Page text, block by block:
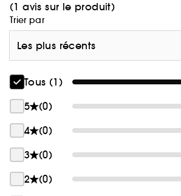
(1 avis sur le produit)
Trier par
Les plus récents
Tous (1)
5
(0)
4
(0)
3
(0)
2
(0)